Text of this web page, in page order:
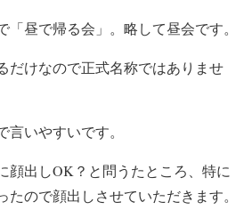
昼で帰る会」。略して昼会です。
だけなので正式名称ではありませ
いやすいです。
顔出しOK？と問うたところ、特に
たので顔出しさせていただきます。